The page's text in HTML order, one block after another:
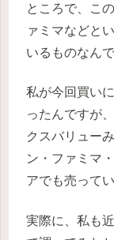
ところで、こ
ァミマなどと
いるものなん
私が今回買い
ったんですが
クスバリュー
ン・ファミマ
アでも売って
実際に、私も